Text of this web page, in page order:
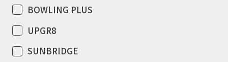
BOWLING PLUS
UPGR8
SUNBRIDGE